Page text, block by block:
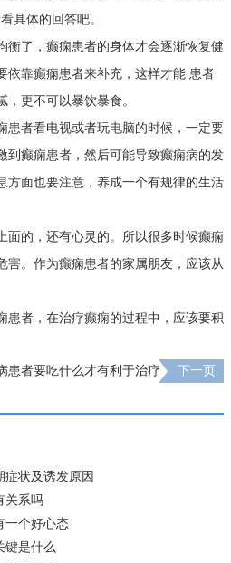
具体的回答吧。
衡了，癫痫患者的身体才会逐渐恢复健
依靠癫痫患者来补充，这样才能 患者
更不可以暴饮暴食。
患者看电视或者玩电脑的时候，一定要
到癫痫患者，然后可能导致癫痫病的发
方面也要注意，养成一个有规律的生活
面的，还有心灵的。所以很多时候癫痫
害。作为癫痫患者的家属朋友，应该从
患者，在治疗癫痫的过程中，应该要积
患者要吃什么才有利于治疗 下一页
症状及诱发原因
关系吗
一个好心态
键是什么